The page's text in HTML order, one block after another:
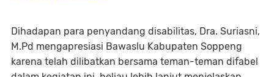
Dihadapan para penyandang disabilitas, Dra. Suriasni,
M.Pd mengapresiasi Bawaslu Kabupaten Soppeng
karena telah dilibatkan bersama teman-teman difabel